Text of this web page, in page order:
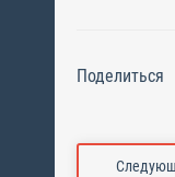
Поделиться